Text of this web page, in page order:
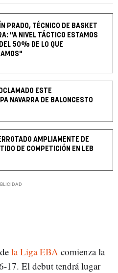
PRADO, TÉCNICO DE BASKET
"A NIVEL TÁCTICO ESTAMOS
50% DE LO QUE
ESTE
NAVARRA DE BALONCESTO
AMPLIAMENTE DE
DE COMPETICIÓN EN LEB
de la Liga EBA comienza la
17. El debut tendrá lugar